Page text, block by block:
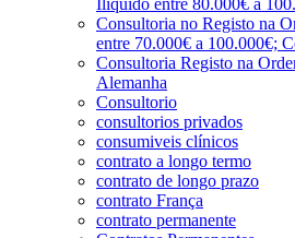
Consultoria no Registo na
entre 70.000€ a 100.000€;
Consultoria Registo na
Alemanha
Consultorio
consultorios privados
consumiveis clínicos
contrato a longo termo
contrato de longo prazo
contrato França
contrato permanente